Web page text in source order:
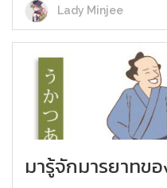
Lady Minjee
มารู้จักมารยาทขอ